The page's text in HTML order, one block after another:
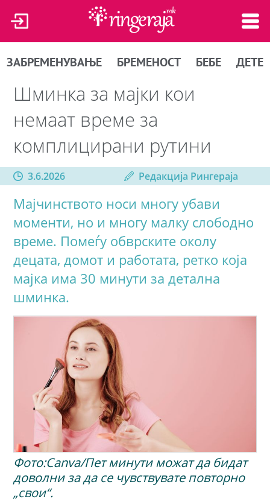
ЗАБРЕМЕНУВАЊЕ БРЕМЕНОСТ БЕБЕ ДЕТЕ
Шминка за мајки кои
немаат време за
комплицирани рутини
3.6.2026 Редакција Рингераја
Мајчинството носи многу убави
моменти, но и многу малку слободно
време. Помеѓу обврските околу
децата, домот и работата, ретко која
мајка има 30 минути за детална
шминка.
Фото:Canva/Пет минути можат да бидат
доволни за да се чувствувате повторно
„свои“.